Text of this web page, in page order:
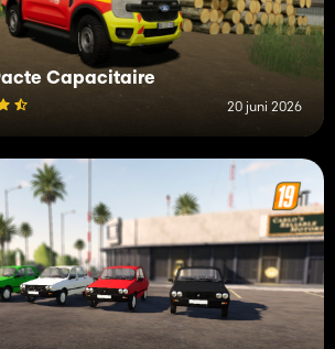
Capacitaire
20 juni 2026